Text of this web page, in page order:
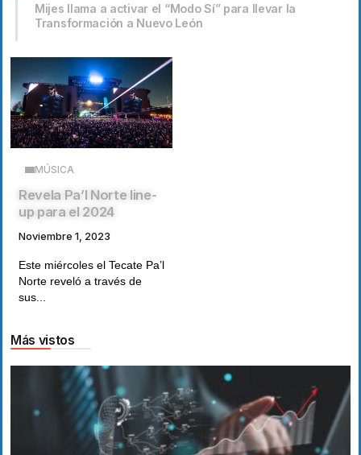
Mijes llama a activar el “Modo Sí” para llevar la
Transformación a Nuevo León
MÚSICA
Revela Pa’l Norte line-
up para el 2024
Noviembre 1, 2023
Este miércoles el Tecate Pa’l
Norte reveló a través de
sus...
Más vistos